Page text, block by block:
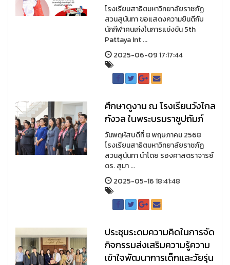
โรงเรียนสาธิตมหาวิทยาลัยราชภัฏ
สวนสุนันทา ขอแสดงความยินดีกับ
นักกีฬาคนเก่งในการแข่งขัน 5th
Pattaya Int ...
2025-06-09 17:17:44
ศึกษาดูงาน ณ โรงเรียนวังไกล
กังวล ในพระบรมราชูปถัมภ์
วันพฤหัสบดีที่ 8 พฤษภาคม 2568
โรงเรียนสาธิตมหาวิทยาลัยราชภัฏ
สวนสุนันทา นำโดย รองศาสตราจารย์
ดร. สุมา ...
2025-05-16 18:41:48
ประชุมระดมความคิดในการจัด
กิจกรรมส่งเสริมความรู้ความ
เข้าใจพัฒนาการเด็กและวัยรุ่น